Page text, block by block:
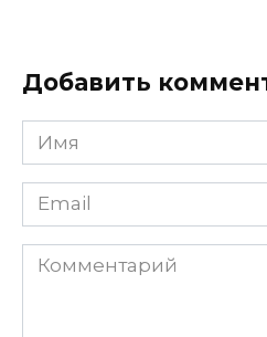
Добавить
Имя
Email
Комментарий